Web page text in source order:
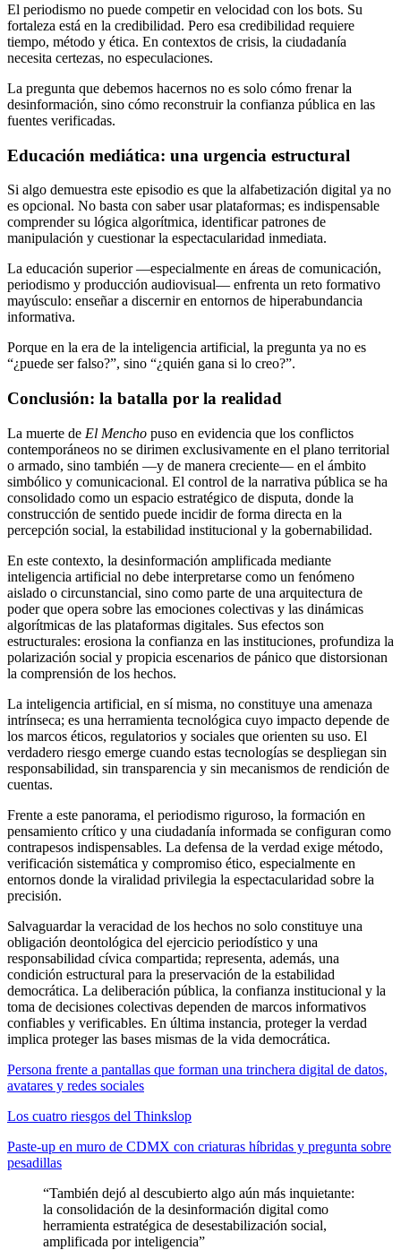
El periodismo no puede competir en velocidad con los bots. Su
fortaleza está en la credibilidad. Pero esa credibilidad requiere
tiempo, método y ética. En contextos de crisis, la ciudadanía
necesita certezas, no especulaciones.
La pregunta que debemos hacernos no es solo cómo frenar la
desinformación, sino cómo reconstruir la confianza pública en las
fuentes verificadas.
Educación mediática: una urgencia estructural
Si algo demuestra este episodio es que la alfabetización digital ya no
es opcional. No basta con saber usar plataformas; es indispensable
comprender su lógica algorítmica, identificar patrones de
manipulación y cuestionar la espectacularidad inmediata.
La educación superior —especialmente en áreas de comunicación,
periodismo y producción audiovisual— enfrenta un reto formativo
mayúsculo: enseñar a discernir en entornos de hiperabundancia
informativa.
Porque en la era de la inteligencia artificial, la pregunta ya no es
“¿puede ser falso?”, sino “¿quién gana si lo creo?”.
Conclusión: la batalla por la realidad
La muerte de El Mencho puso en evidencia que los conflictos
contemporáneos no se dirimen exclusivamente en el plano territorial
o armado, sino también —y de manera creciente— en el ámbito
simbólico y comunicacional. El control de la narrativa pública se ha
consolidado como un espacio estratégico de disputa, donde la
construcción de sentido puede incidir de forma directa en la
percepción social, la estabilidad institucional y la gobernabilidad.
En este contexto, la desinformación amplificada mediante
inteligencia artificial no debe interpretarse como un fenómeno
aislado o circunstancial, sino como parte de una arquitectura de
poder que opera sobre las emociones colectivas y las dinámicas
algorítmicas de las plataformas digitales. Sus efectos son
estructurales: erosiona la confianza en las instituciones, profundiza la
polarización social y propicia escenarios de pánico que distorsionan
la comprensión de los hechos.
La inteligencia artificial, en sí misma, no constituye una amenaza
intrínseca; es una herramienta tecnológica cuyo impacto depende de
los marcos éticos, regulatorios y sociales que orienten su uso. El
verdadero riesgo emerge cuando estas tecnologías se despliegan sin
responsabilidad, sin transparencia y sin mecanismos de rendición de
cuentas.
Frente a este panorama, el periodismo riguroso, la formación en
pensamiento crítico y una ciudadanía informada se configuran como
contrapesos indispensables. La defensa de la verdad exige método,
verificación sistemática y compromiso ético, especialmente en
entornos donde la viralidad privilegia la espectacularidad sobre la
precisión.
Salvaguardar la veracidad de los hechos no solo constituye una
obligación deontológica del ejercicio periodístico y una
responsabilidad cívica compartida; representa, además, una
condición estructural para la preservación de la estabilidad
democrática. La deliberación pública, la confianza institucional y la
toma de decisiones colectivas dependen de marcos informativos
confiables y verificables. En última instancia, proteger la verdad
implica proteger las bases mismas de la vida democrática.
Persona frente a pantallas que forman una trinchera digital de datos,
avatares y redes sociales
Los cuatro riesgos del Thinkslop
Paste-up en muro de CDMX con criaturas híbridas y pregunta sobre
pesadillas
“También dejó al descubierto algo aún más inquietante:
la consolidación de la desinformación digital como
herramienta estratégica de desestabilización social,
amplificada por inteligencia”